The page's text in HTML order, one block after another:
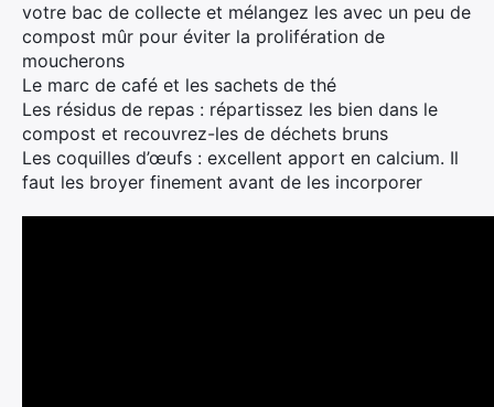
votre bac de collecte et mélangez les avec un peu de
compost mûr pour éviter la prolifération de
moucherons
Le marc de café et les sachets de thé
Les résidus de repas : répartissez les bien dans le
compost et recouvrez-les de déchets bruns
Les coquilles d’œufs : excellent apport en calcium. Il
faut les broyer finement avant de les incorporer
×
Rechercher